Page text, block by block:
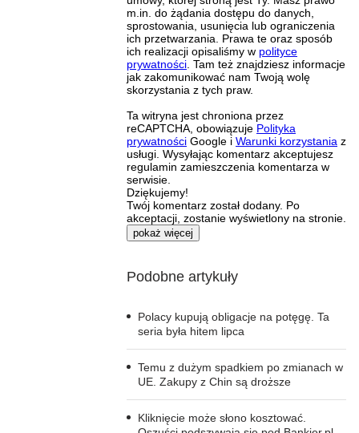
m.in. do żądania dostępu do danych,
sprostowania, usunięcia lub ograniczenia
ich przetwarzania. Prawa te oraz sposób
ich realizacji opisaliśmy w polityce
prywatności . Tam też znajdziesz informacje
jak zakomunikować nam Twoją wolę
skorzystania z tych praw.
Ta witryna jest chroniona przez
reCAPTCHA, obowiązuje Polityka
prywatności Google i Warunki korzystania z
usługi. Wysyłając komentarz akceptujesz
regulamin zamieszczenia komentarza w
serwisie.
Dziękujemy!
Twój komentarz został dodany. Po
akceptacji, zostanie wyświetlony na stronie.
pokaż więcej
Podobne artykuły
Polacy kupują obligacje na potęgę. Ta
seria była hitem lipca
Temu z dużym spadkiem po zmianach w
UE. Zakupy z Chin są droższe
Kliknięcie może słono kosztować.